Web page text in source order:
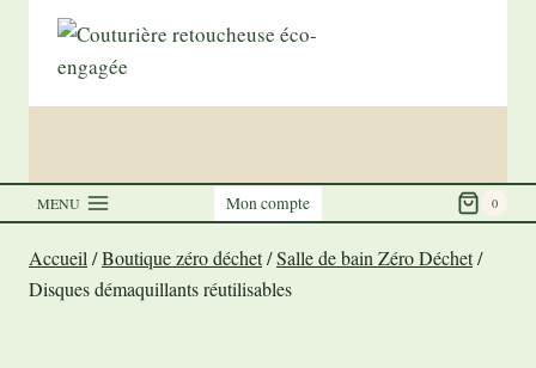
contenu
MENU Mon compte 0
Accueil /Boutique zéro déchet/Salle de bain Zéro Déchet/
Disques démaquillants réutilisables